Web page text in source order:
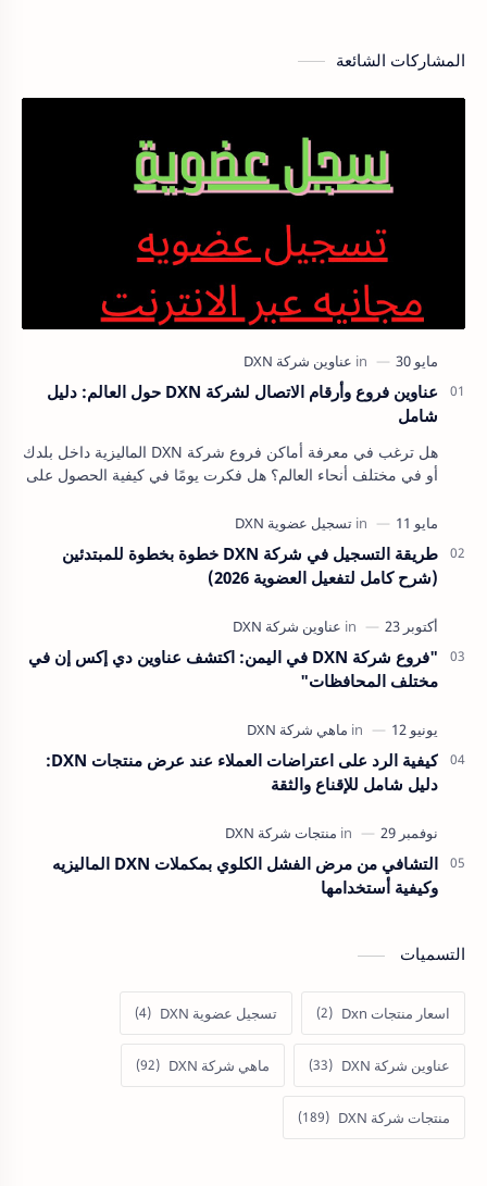
المشاركات الشائعة
عناوين فروع وأرقام الاتصال لشركة DXN حول العالم: دليل
شامل
هل ترغب في معرفة أماكن فروع شركة DXN الماليزية داخل بلدك
أو في مختلف أنحاء العالم؟ هل فكرت يومًا في كيفية الحصول على
طريقة التسجيل في شركة DXN خطوة بخطوة للمبتدئين
(شرح كامل لتفعيل العضوية 2026)
"فروع شركة DXN في اليمن: اكتشف عناوين دي إكس إن في
مختلف المحافظات"
كيفية الرد على اعتراضات العملاء عند عرض منتجات DXN:
دليل شامل للإقناع والثقة
التشافي من مرض الفشل الكلوي بمكملات DXN الماليزيه
وكيفية أستخدامها
التسميات
اسعار منتجات Dxn تسجيل عضوية DXN
عناوين شركة DXN ماهي شركة DXN
منتجات شركة DXN